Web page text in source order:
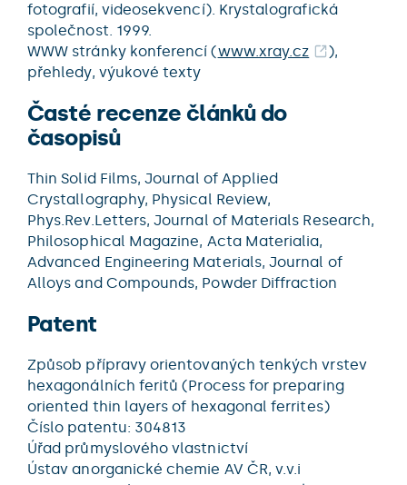
fotografií, videosekvencí). Krystalografická
společnost. 1999.
WWW stránky konferencí (www.xray.cz
),
přehledy, výukové texty
Časté recenze článků do
časopisů
Thin Solid Films, Journal of Applied
Crystallography, Physical Review,
Phys.Rev.Letters, Journal of Materials Research,
Philosophical Magazine, Acta Materialia,
Advanced Engineering Materials, Journal of
Alloys and Compounds, Powder Diffraction
Patent
Způsob přípravy orientovaných tenkých vrstev
hexagonálních feritů (Process for preparing
oriented thin layers of hexagonal ferrites)
Číslo patentu: 304813
Úřad průmyslového vlastnictví
Ústav anorganické chemie AV ČR, v.v.i